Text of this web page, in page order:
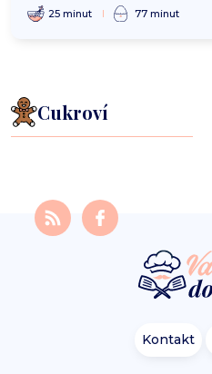
25 minut 77 minut
Cukroví
Kontakt